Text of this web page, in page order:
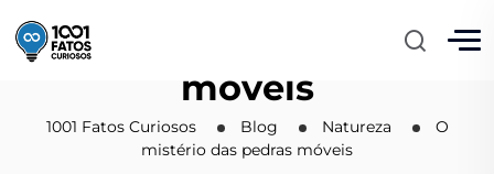
O mistério das pedras
móveis
1001 Fatos Curiosos Blog Natureza
O
mistério das pedras móveis